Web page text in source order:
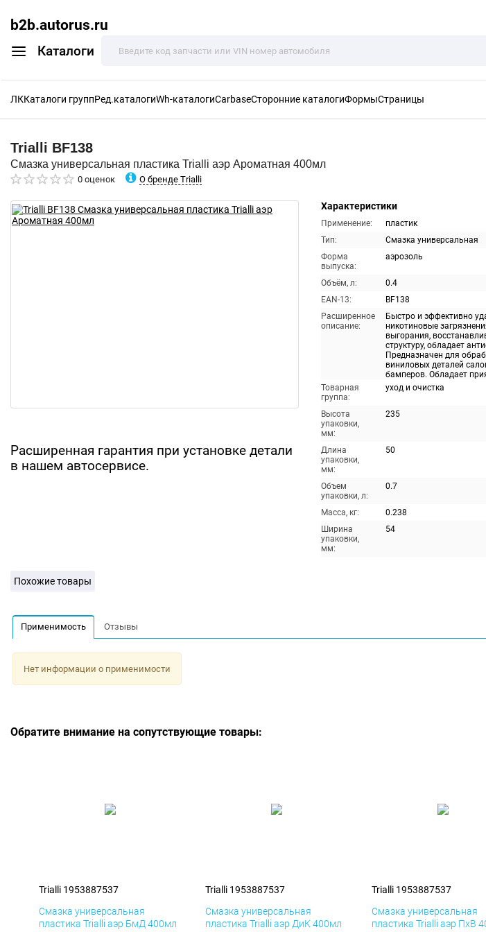
b2b.autorus.ru
Каталоги
ЛККаталоги группРед.каталогиWh-каталогиCarbaseСторонние каталогиФормыСтраницы
Trialli BF138
Смазка универсальная пластика Trialli аэр Ароматная 400мл
0 оценок О бренде Trialli
Расширенная гарантия при установке детали
в нашем автосервисе.
Характеристики
Применение:
пластик
Тип:
Смазка универсальная
Форма
выпуска:
аэрозоль
Объём, л:
0.4
EAN-13:
BF138
Расширенное
описание:
Быстро и эффективно
никотиновые
выгорания,
структуру, обладает
Предназначен для
виниловых деталей
бамперов. Обладает
Товарная
группа:
уход и очистка
Высота
упаковки,
мм:
235
Длина
упаковки,
мм:
50
Объем
упаковки, л:
0.7
Масса, кг:
0.238
Ширина
упаковки,
мм:
54
Похожие товары
Применимость Отзывы
Нет информации о применимости
Обратите внимание на сопутствующие товары:
Trialli 1953887537
Смазка универсальная
пластика Trialli аэр БмД 400мл
Trialli 1953887537
Смазка универсальная
пластика Trialli аэр ДиК 400мл
Trialli 1953887537
Смазка универсальная
пластика Trialli аэр ПхВ